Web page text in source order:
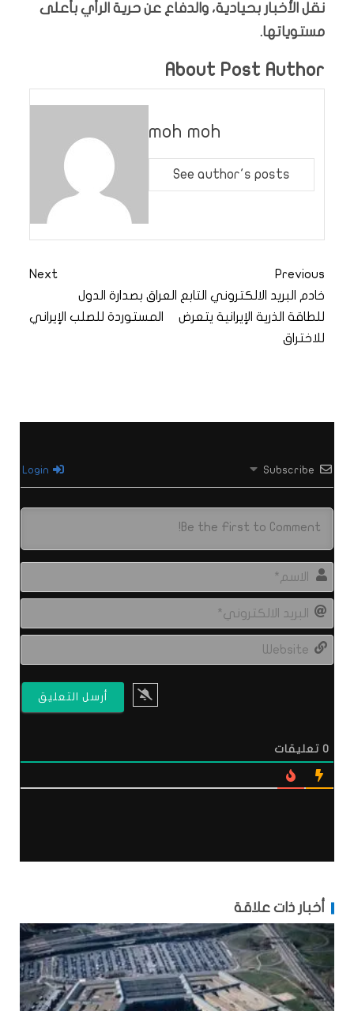
نقل الأخبار بحيادية، والدفاع عن حرية الرأي بأعلى
مستوياتها.
About Post Author
moh moh
See author's posts
Previous
خادم البريد الالكتروني التابع
للطاقة الذرية الإيرانية يتعرض
للاختراق
Next
العراق بصدارة الدول
المستوردة للصلب الإيراني
Subscribe
0 تعليقات
أخبار ذات علاقة